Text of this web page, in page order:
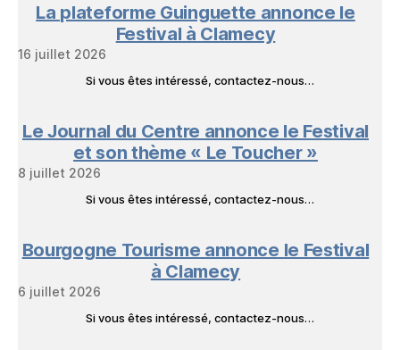
La plateforme Guinguette annonce le
Festival à Clamecy
16 juillet 2026
Si vous êtes intéressé, contactez-nous…
Le Journal du Centre annonce le Festival
et son thème « Le Toucher »
8 juillet 2026
Si vous êtes intéressé, contactez-nous…
Bourgogne Tourisme annonce le Festival
à Clamecy
6 juillet 2026
Si vous êtes intéressé, contactez-nous…